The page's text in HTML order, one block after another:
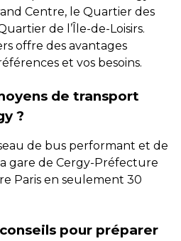
Centre, le Quartier des
de l’Île-de-Loisirs.
offre des avantages
et vos besoins.
de transport
?
de bus performant et de
gare de Cergy-Préfecture
Paris en seulement 30
pour préparer